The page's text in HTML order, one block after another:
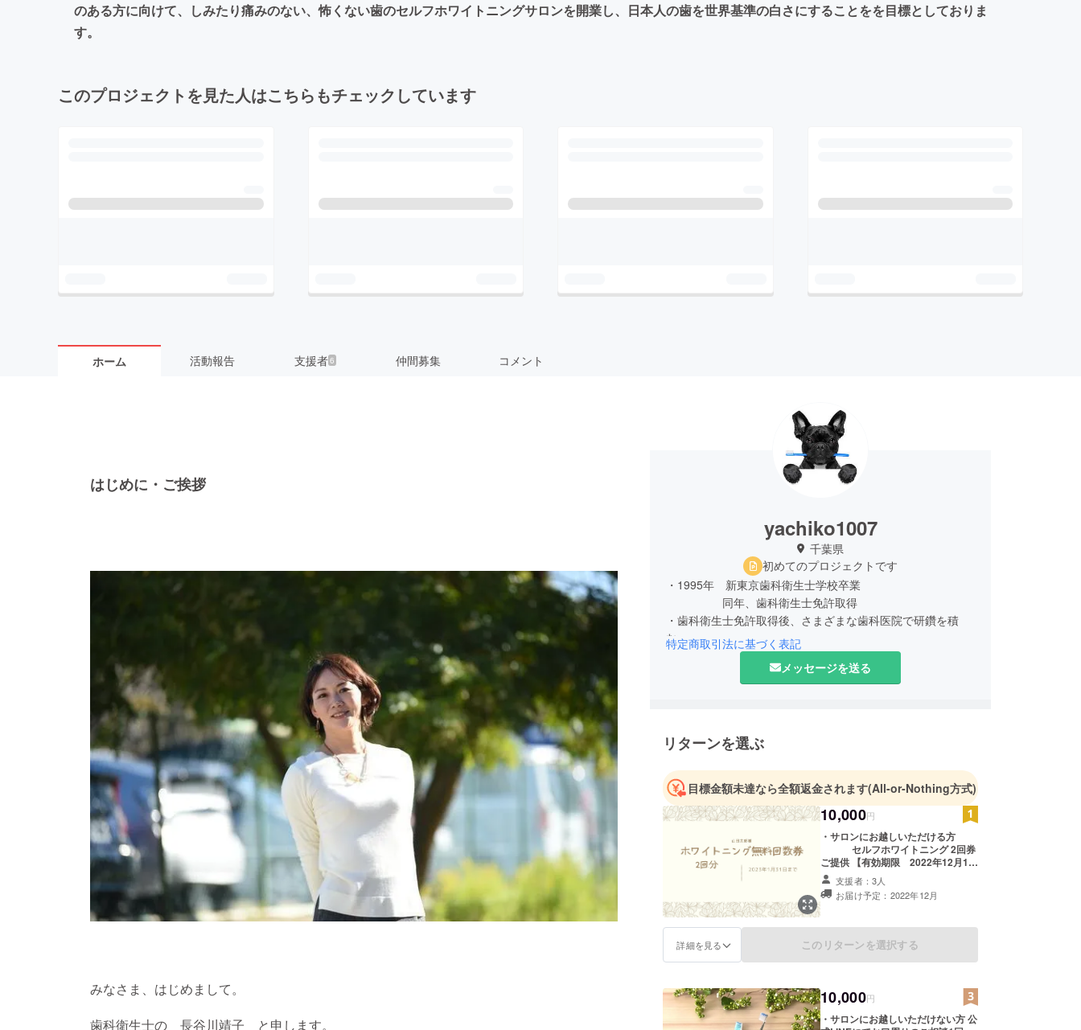
のある方に向けて、しみたり痛みのない、怖くない歯のセルフホワイトニングサロンを開業し、日本人の歯を世界基準の白さにすることをを目標としておりま
す。
このプロジェクトを見た人はこちらもチェックしています
ホーム 活動報告 支援者6 仲間募集 コメント
はじめに・ご挨拶
みなさま、はじめまして。
歯科衛生士の 長谷川靖子 と申します。
yachiko1007
千葉県
初めてのプロジェクトです
・1995年 新東京歯科衛生士学校卒業
同年、歯科衛生士免許取得
・歯科衛生士免許取得後、さまざまな歯科医院で研鑽を積
む。
・2018年 船橋市保健センター入局
・2019年 インプラントのアシスタント技術修得のため、都
特定商取引法に基づく表記
メッセージを送る
リターンを選ぶ
目標金額未達なら全額返金されます(All-or-Nothing方式)
10,000円
・サロンにお越しいただける方
セルフホワイトニング 2回券
ご提供 【有効期限 2022年12月1日
から2023年1月31日 日曜・祝日を
除く】 + お口周りのご相談（30分程
度）1回（＊1） + お礼のメッセージ
医療、診療行為では ござい
ません。
支援者：3人
お届け予定：2022年12月
詳細を見る このリターンを選択する
10,000円
・サロンにお越しいただけない方 公